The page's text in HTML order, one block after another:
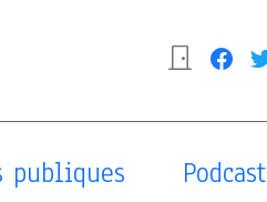
publiques
Podcast